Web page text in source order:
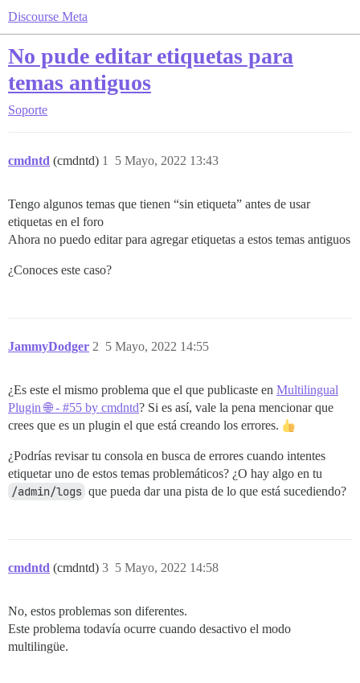
Discourse Meta
No pude editar etiquetas para
temas antiguos
Soporte
cmdntd (cmdntd) 5 Mayo, 2022 13:43
1
Tengo algunos temas que tienen “sin etiqueta” antes de usar
etiquetas en el foro
Ahora no puedo editar para agregar etiquetas a estos temas antiguos
¿Conoces este caso?
JammyDodger 5 Mayo, 2022 14:55
2
¿Es este el mismo problema que el que publicaste en Multilingual
Plugin 🌐 - #55 by cmdntd? Si es así, vale la pena mencionar que
crees que es un plugin el que está creando los errores.
¿Podrías revisar tu consola en busca de errores cuando intentes
etiquetar uno de estos temas problemáticos? ¿O hay algo en tu
/admin/logs que pueda dar una pista de lo que está sucediendo?
cmdntd (cmdntd) 5 Mayo, 2022 14:58
3
No, estos problemas son diferentes.
Este problema todavía ocurre cuando desactivo el modo
multilingüe.